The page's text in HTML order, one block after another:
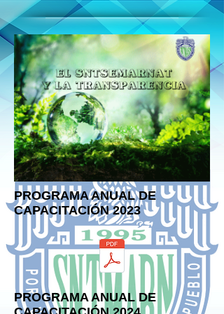
PROGRAMA ANUAL DE
CAPACITACIÓN 2023
PROGRAMA ANUAL DE